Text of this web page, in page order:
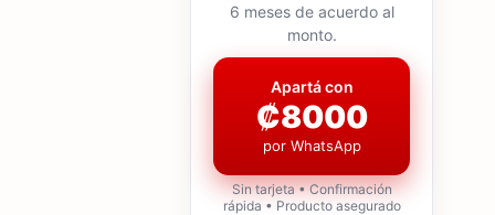
6 meses de acuerdo al
monto.
Apartá con
₡8000
por WhatsApp
Sin tarjeta • Confirmación
rápida • Producto asegurado